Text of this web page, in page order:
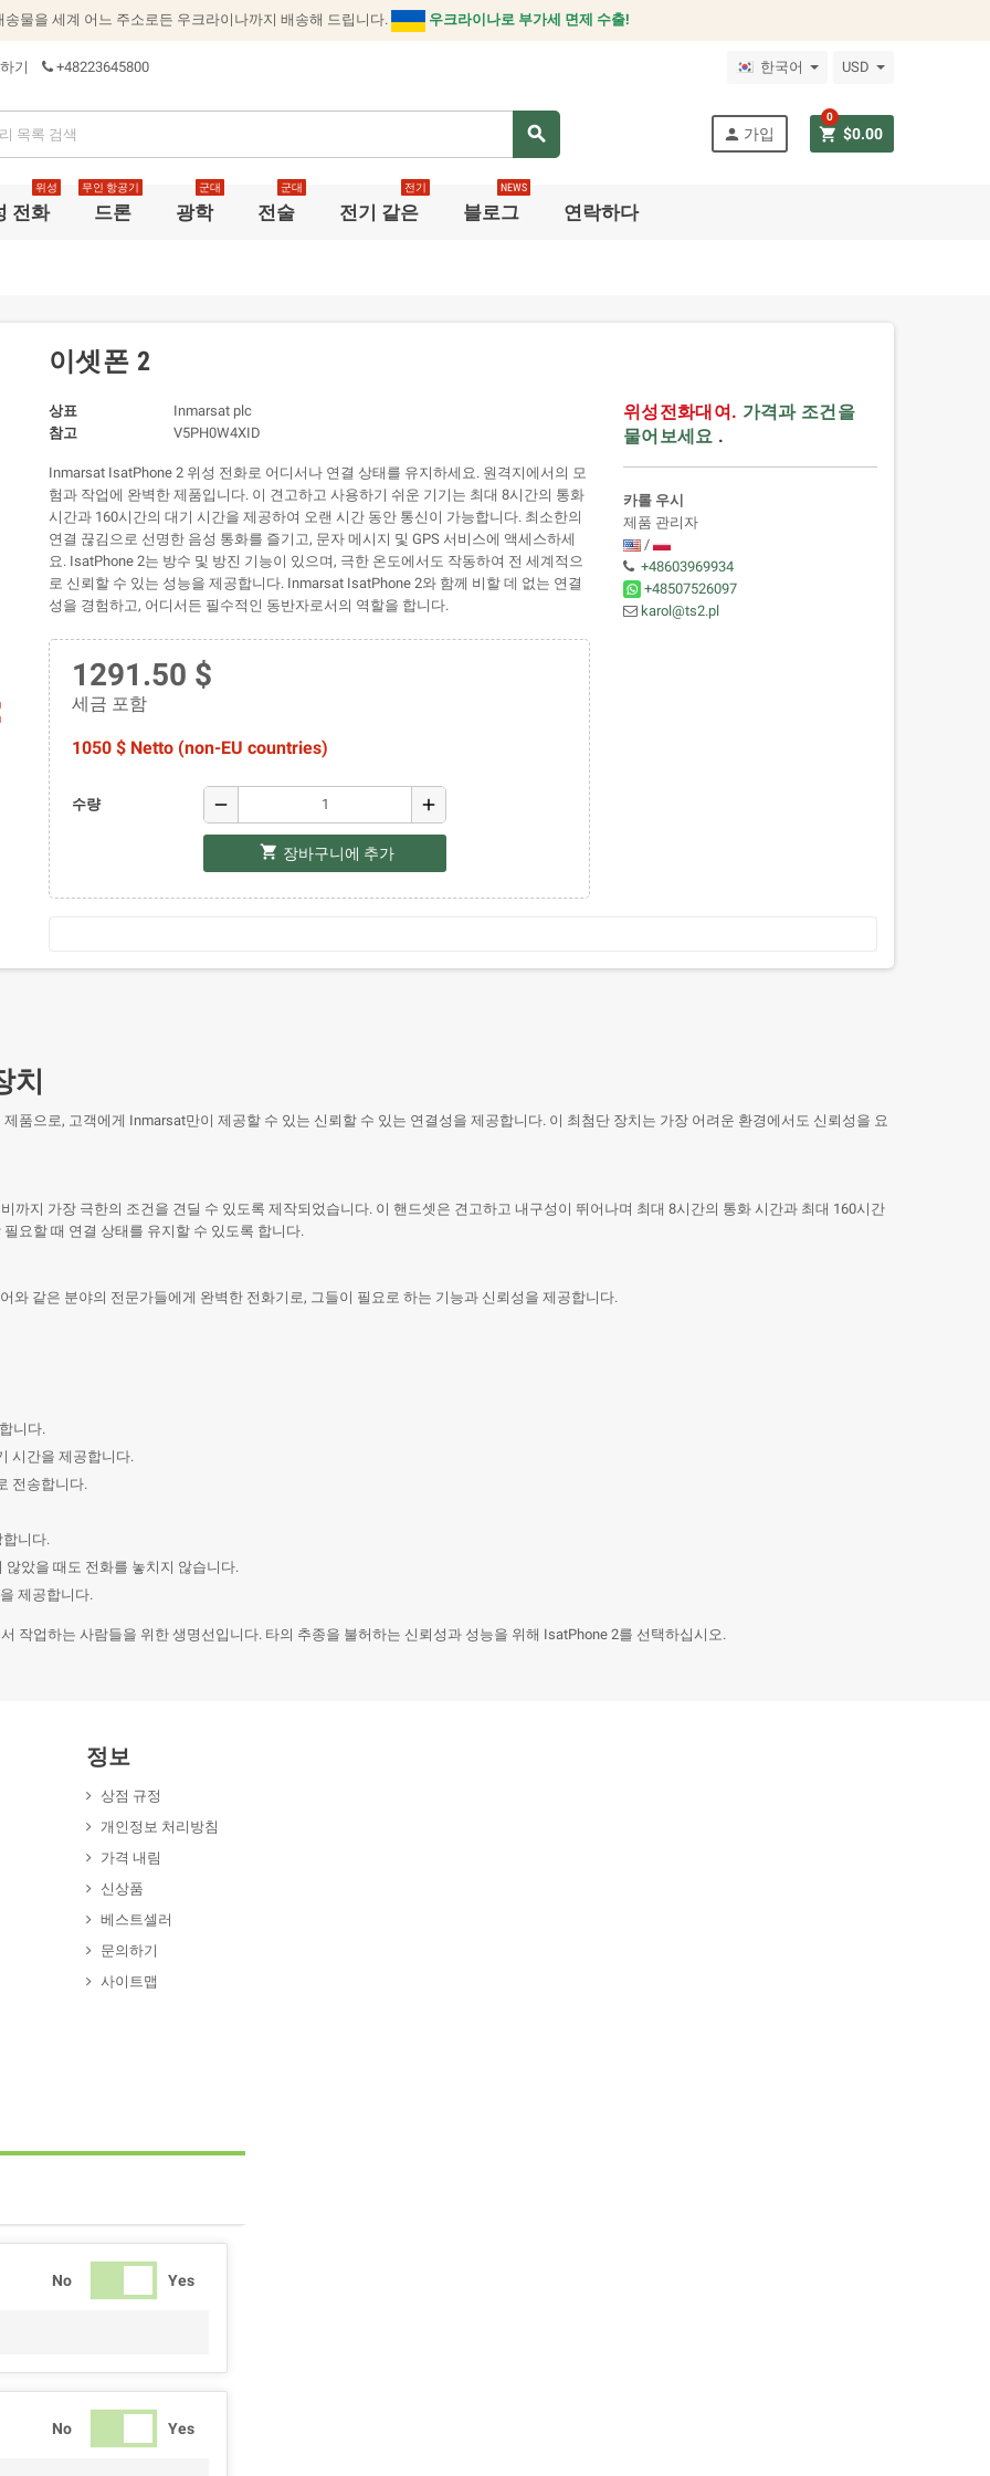
송물을 세계 어느 주소로든 우크라이나까지 배송해 드립니다. 우크라이나로 부가세 면제 수출!
기 +48223645800 한국어 USD
search person 가입 shopping_cart $0.00
0
전화
위성
드론
무인 항공기
광학
군대
전술
군대
전기 같은
전기
블로그
NEWS
연락하다
이셋폰 2
상표
Inmarsat plc
참고
V5PH0W4XID
Inmarsat IsatPhone 2 위성 전화로 어디서나 연결 상태를 유지하세요. 원격지에서의 모
험과 작업에 완벽한 제품입니다. 이 견고하고 사용하기 쉬운 기기는 최대 8시간의 통화
시간과 160시간의 대기 시간을 제공하여 오랜 시간 동안 통신이 가능합니다. 최소한의
연결 끊김으로 선명한 음성 통화를 즐기고, 문자 메시지 및 GPS 서비스에 액세스하세
요. IsatPhone 2는 방수 및 방진 기능이 있으며, 극한 온도에서도 작동하여 전 세계적으
로 신뢰할 수 있는 성능을 제공합니다. Inmarsat IsatPhone 2와 함께 비할 데 없는 연결
성을 경험하고, 어디서든 필수적인 동반자로서의 역할을 합니다.
1291.50 $
세금 포함
1050 $ Netto (non-EU countries)
수량 remove add
shopping_cart 장바구니에 추가
위성전화대여. 가격과 조건을
물어보세요 .
카롤 우시
제품 관리자
/
+48603969934
+48507526097
karol@ts2.pl
치
품으로, 고객에게 Inmarsat만이 제공할 수 있는 신뢰할 수 있는 연결성을 제공합니다. 이 최첨단 장치는 가장 어려운 환경에서도 신뢰성을 요
까지 가장 극한의 조건을 견딜 수 있도록 제작되었습니다. 이 핸드셋은 견고하고 내구성이 뛰어나며 최대 8시간의 통화 시간과 최대 160시간
요할 때 연결 상태를 유지할 수 있도록 합니다.
와 같은 분야의 전문가들에게 완벽한 전화기로, 그들이 필요로 하는 기능과 신뢰성을 제공합니다.
니다.
시간을 제공합니다.
전송합니다.
니다.
않았을 때도 전화를 놓치지 않습니다.
제공합니다.
작업하는 사람들을 위한 생명선입니다. 타의 추종을 불허하는 신뢰성과 성능을 위해 IsatPhone 2를 선택하십시오.
정보
상점 규정
개인정보 처리방침
가격 내림
신상품
베스트셀러
문의하기
사이트맵
No Yes
No Yes